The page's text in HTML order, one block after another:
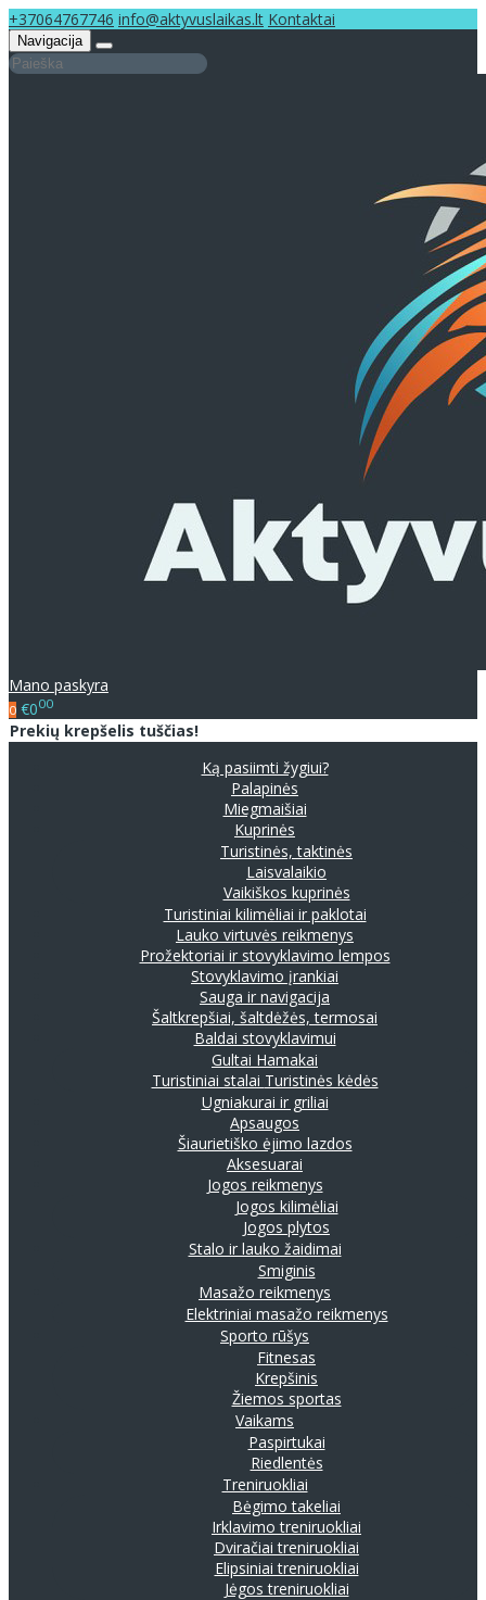
+37064767746 info@aktyvuslaikas.lt Kontaktai
Navigacija
Mano paskyra
0 €000
Prekių krepšelis tuščias!
Ką pasiimti žygiui?
Palapinės
Miegmaišiai
Kuprinės
Turistinės, taktinės
Laisvalaikio
Vaikiškos kuprinės
Turistiniai kilimėliai ir paklotai
Lauko virtuvės reikmenys
Prožektoriai ir stovyklavimo lempos
Stovyklavimo įrankiai
Sauga ir navigacija
Šaltkrepšiai, šaltdėžės, termosai
Baldai stovyklavimui
Gultai Hamakai
Turistiniai stalai Turistinės kėdės
Ugniakurai ir griliai
Apsaugos
Šiaurietiško ėjimo lazdos
Aksesuarai
Jogos reikmenys
Jogos kilimėliai
Jogos plytos
Stalo ir lauko žaidimai
Smiginis
Masažo reikmenys
Elektriniai masažo reikmenys
Sporto rūšys
Fitnesas
Krepšinis
Žiemos sportas
Vaikams
Paspirtukai
Riedlentės
Treniruokliai
Bėgimo takeliai
Irklavimo treniruokliai
Dviračiai treniruokliai
Elipsiniai treniruokliai
Jėgos treniruokliai